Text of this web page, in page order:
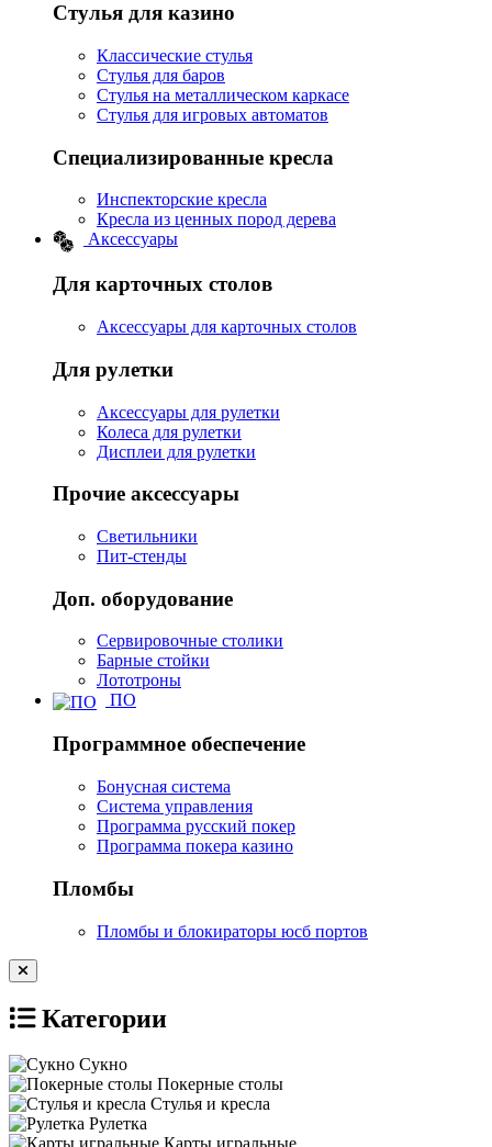
Стулья для казино
Классические стулья
Стулья для баров
Стулья на металлическом каркасе
Стулья для игровых автоматов
Специализированные кресла
Инспекторские кресла
Кресла из ценных пород дерева
Аксессуары
Для карточных столов
Аксессуары для карточных столов
Для рулетки
Аксессуары для рулетки
Колеса для рулетки
Дисплеи для рулетки
Прочие аксессуары
Светильники
Пит-стенды
Доп. оборудование
Сервировочные столики
Барные стойки
Лототроны
ПО
Программное обеспечение
Бонусная система
Система управления
Программа русский покер
Программа покера казино
Пломбы
Пломбы и блокираторы юсб портов
Категории
Сукно
Покерные столы
Стулья и кресла
Рулетка